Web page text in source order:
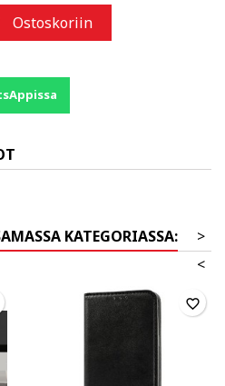
Ostoskoriin
KATEGORIASSA:
>
<
favorite_border